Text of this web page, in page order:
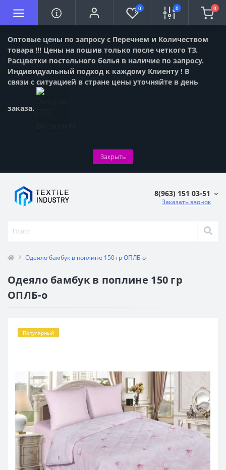
Оптовые цены по запросу с Перечнем и Количеством
товара !!! Цены на пошив только после четкого ТЗ.
Расцветки постельного белья в наличие по запросу.
Индивидуальный подход к каждому Клиенту ! В
связи с ситуацией в стране цены уточняйте в день
заказа.
Закрыть
0 0 0
8(963) 151 03-51
Заказать звонок
Одеяло бамбук в поплине 150 гр ОПЛБ-о
Одеяло бамбук в поплине 150 гр
ОПЛБ-о
Популярный